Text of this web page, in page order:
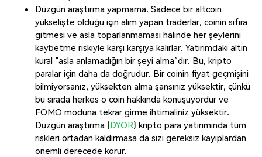
Düzgün araştırma yapmama. Sadece bir altcoin
yükselişte olduğu için alım yapan traderlar, coinin sıfıra
gitmesi ve asla toparlanmaması halinde her şeylerini
kaybetme riskiyle karşı karşıya kalırlar. Yatırımdaki altın
kural “asla anlamadığın bir şeyi alma”dır. Bu, kripto
paralar için daha da doğrudur. Bir coinin fiyat geçmişini
bilmiyorsanız, yüksekten alma şansınız yüksektir, çünkü
bu sırada herkes o coin hakkında konuşuyordur ve
FOMO moduna tekrar girme ihtimaliniz yüksektir.
Düzgün araştırma (DYOR) kripto para yatırımında tüm
riskleri ortadan kaldırmasa da sizi gereksiz kayıplardan
önemli derecede korur.